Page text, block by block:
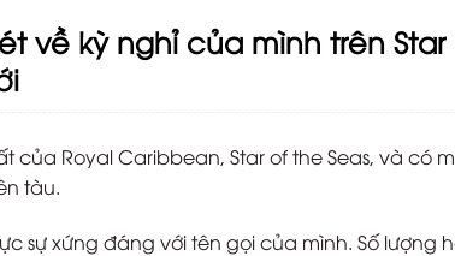
về kỳ nghỉ của mình trên Star
của Royal Caribbean, Star of the Seas, và có
tàu.
sự xứng đáng với tên gọi của mình. Số lượng